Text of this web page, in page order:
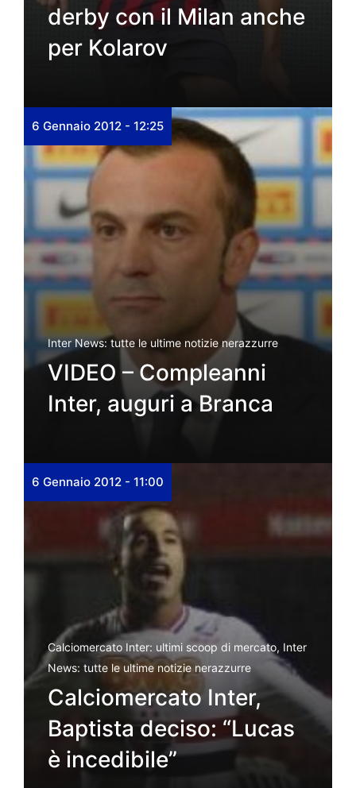
derby con il Milan anche
per Kolarov
6 Gennaio 2012 - 12:25
Inter News: tutte le ultime notizie nerazzurre
VIDEO – Compleanni
Inter, auguri a Branca
6 Gennaio 2012 - 11:00
Calciomercato Inter: ultimi scoop di mercato, Inter
News: tutte le ultime notizie nerazzurre
Calciomercato Inter,
Baptista deciso: “Lucas
è incedibile”